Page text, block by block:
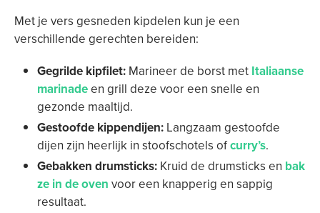
Met je vers gesneden kipdelen kun je een
verschillende gerechten bereiden:
Gegrilde kipfilet: Marineer de borst met Italiaanse
marinadeen grill deze voor een snelle en
gezonde maaltijd.
Gestoofde kippendijen: Langzaam gestoofde
dijen zijn heerlijk in stoofschotels ofcurry’s.
Gebakken drumsticks: Kruid de drumsticks en bak
ze in de oven voor een knapperig en sappig
resultaat.